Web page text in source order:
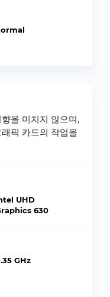
을 미치지 않으며,
픽 카드의 작업을
UHD
630
GHz